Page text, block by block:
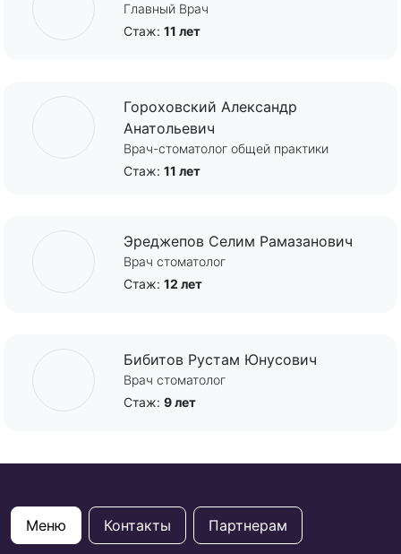
Главный Врач
Стаж: 11 лет
Гороховский Александр
Анатольевич
Врач-стоматолог общей практики
Стаж: 11 лет
Эреджепов Селим Рамазанович
Врач стоматолог
Стаж: 12 лет
Бибитов Рустам Юнусович
Врач стоматолог
Стаж: 9 лет
Меню Контакты Партнерам